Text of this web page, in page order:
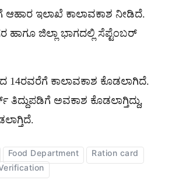
ಆಹಾರ ಇಲಾಖೆ ಕಾಲಾವಕಾಶ ನೀಡಿದೆ.
ಹಾಗೂ ಜಿಲ್ಲಾ ಭಾಗದಲ್ಲಿ ಸೆಪ್ಟೆಂಬರ್‌
14ರವರೆಗೆ ಕಾಲಾವಕಾಶ ಕೊಡಲಾಗಿದೆ.
ಅವಕಾಶ ಕೊಡಲಾಗ್ತಿದ್ದು,
Food Department
Ration card